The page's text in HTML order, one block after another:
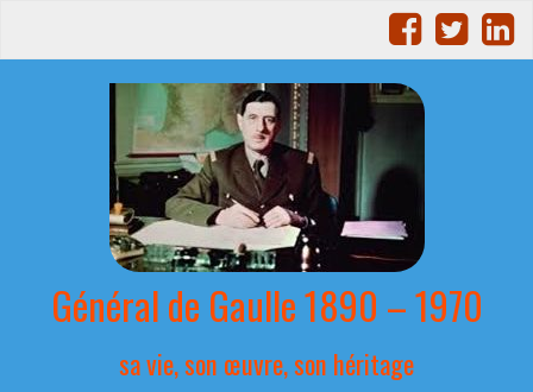
Général de Gaulle 1890 – 1970
sa vie, son œuvre, son héritage